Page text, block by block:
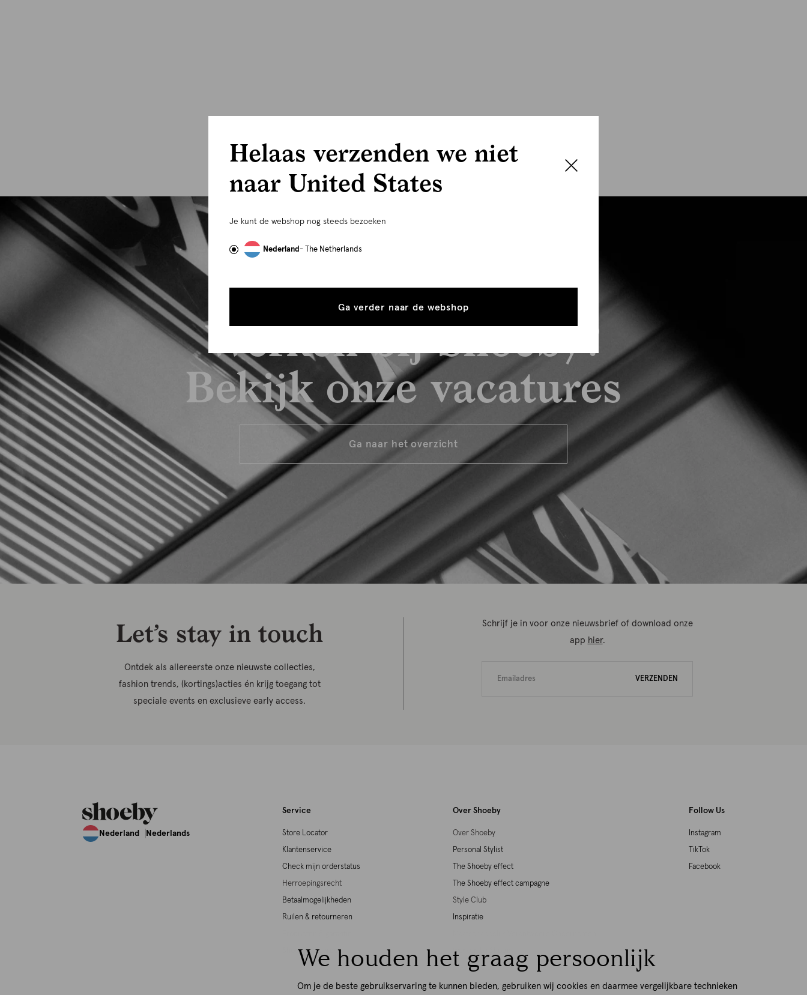
We houden het graag persoonlijk
Om je de beste gebruikservaring te kunnen bieden, gebruiken wij cookies en daarmee vergelijkbare technieken
Werken bij Shoeby?
Bekijk onze vacatures
Ga naar het overzicht
Let’s stay in touch
Ontdek als allereerste onze nieuwste collecties,
fashion trends, (kortings)acties én krijg toegang tot
speciale events en exclusieve early access.
Schrijf je in voor onze nieuwsbrief of download onze
app hier.
VERZENDEN
Nederland Nederlands
Service
Store Locator
Klantenservice
Check mijn orderstatus
Herroepingsrecht
Betaalmogelijkheden
Ruilen & retourneren
Shoeby giftcards
Over Shoeby
Over Shoeby
Personal Stylist
The Shoeby effect
The Shoeby effect campagne
Style Club
Inspiratie
Werken bij Shoeby
Download de iOS App
Download de Android App
Follow Us
Instagram
TikTok
Facebook
Helaas verzenden we niet
naar United States
Je kunt de webshop nog steeds bezoeken
Nederland- The Netherlands
Ga verder naar de webshop